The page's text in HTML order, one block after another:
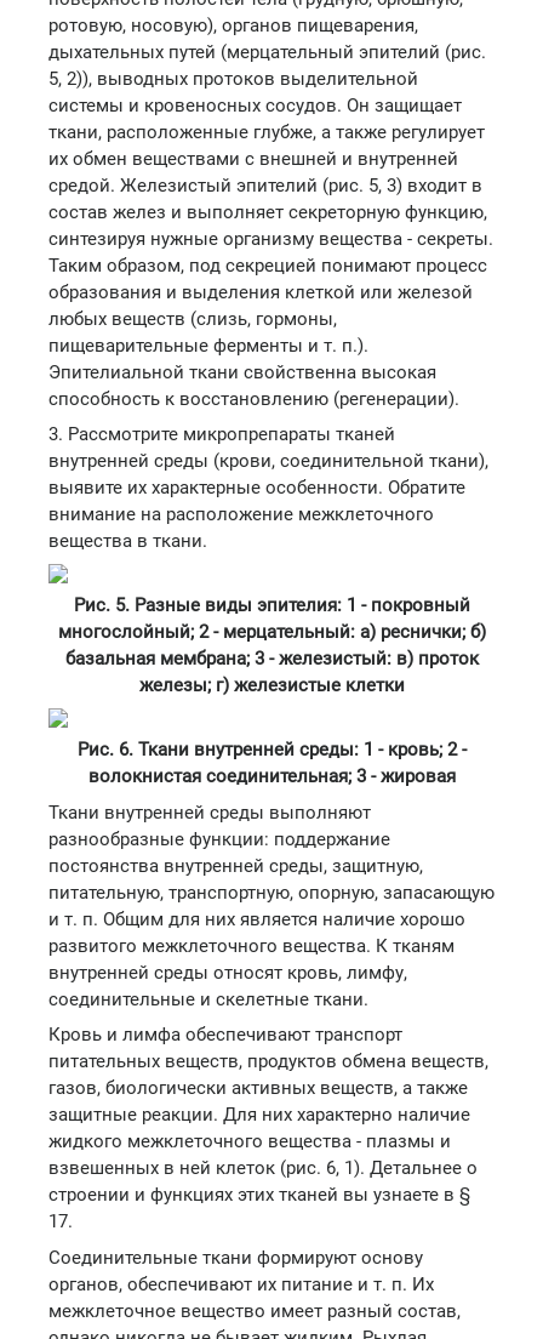
ротовую, носовую), органов пищеварения,
дыхательных путей (мерцательный эпителий (рис.
5, 2)), выводных протоков выделительной
системы и кровеносных сосудов. Он защищает
ткани, расположенные глубже, а также регулирует
их обмен веществами с внешней и внутренней
средой. Железистый эпителий (рис. 5, 3) входит в
состав желез и выполняет секреторную функцию,
синтезируя нужные организму вещества - секреты.
Таким образом, под секрецией понимают процесс
образования и выделения клеткой или железой
любых веществ (слизь, гормоны,
пищеварительные ферменты и т. п.).
Эпителиальной ткани свойственна высокая
способность к восстановлению (регенерации).
3. Рассмотрите микропрепараты тканей
внутренней среды (крови, соединительной ткани),
выявите их характерные особенности. Обратите
внимание на расположение межклеточного
вещества в ткани.
Рис. 5. Разные виды эпителия: 1 - покровный
многослойный; 2 - мерцательный: а) реснички; б)
базальная мембрана; 3 - железистый: в) проток
железы; г) железистые клетки
Рис. 6. Ткани внутренней среды: 1 - кровь; 2 -
волокнистая соединительная; 3 - жировая
Ткани внутренней среды выполняют
разнообразные функции: поддержание
постоянства внутренней среды, защитную,
питательную, транспортную, опорную, запасающую
и т. п. Общим для них является наличие хорошо
развитого межклеточного вещества. К тканям
внутренней среды относят кровь, лимфу,
соединительные и скелетные ткани.
Кровь и лимфа обеспечивают транспорт
питательных веществ, продуктов обмена веществ,
газов, биологически активных веществ, а также
защитные реакции. Для них характерно наличие
жидкого межклеточного вещества - плазмы и
взвешенных в ней клеток (рис. 6, 1). Детальнее о
строении и функциях этих тканей вы узнаете в §
17.
Соединительные ткани формируют основу
органов, обеспечивают их питание и т. п. Их
межклеточное вещество имеет разный состав,